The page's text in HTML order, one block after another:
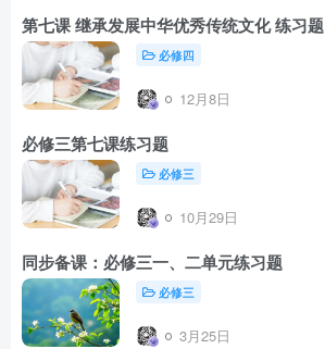
第七课 继承发展中华优秀传统文化 练习题
必修四
12月8日
必修三第七课练习题
必修三
10月29日
同步备课：必修三一、二单元练习题
必修三
3月25日